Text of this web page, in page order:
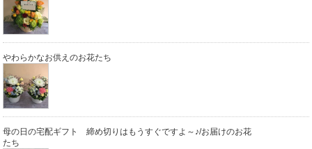
やわらかなお供えのお花たち
母の日の宅配ギフト 締め切りはもうすぐですよ～♪/お届けのお花
たち